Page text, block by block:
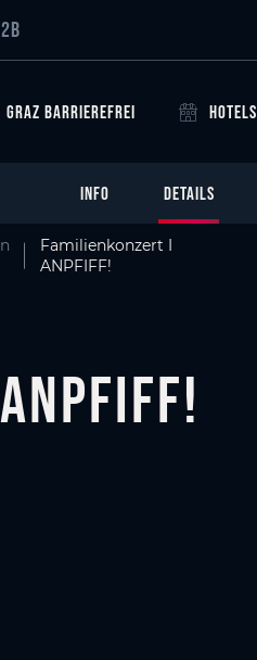
GRAZ BARRIEREFREI HOTELS
INFO DETAILS
Familienkonzert I
ANPFIFF!